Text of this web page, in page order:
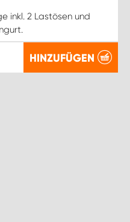
inkl. 2 Lastösen und
HINZUFÜGEN